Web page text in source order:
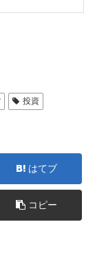
投資
はてブ
コピー